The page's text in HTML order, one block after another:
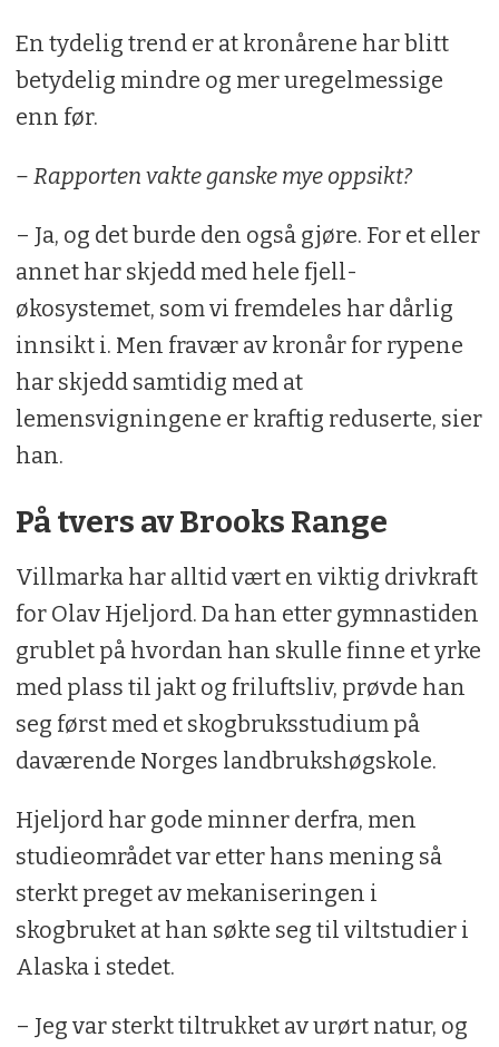
En tydelig trend er at kronårene har blitt
betydelig mindre og mer uregelmessige
enn før.
– Rapporten vakte ganske mye oppsikt?
– Ja, og det burde den også gjøre. For et eller
annet har skjedd med hele fjell-
økosystemet, som vi fremdeles har dårlig
innsikt i. Men fravær av kronår for rypene
har skjedd samtidig med at
lemensvigningene er kraftig reduserte, sier
han.
På tvers av Brooks Range
Villmarka har alltid vært en viktig drivkraft
for Olav Hjeljord. Da han etter gymnastiden
grublet på hvordan han skulle finne et yrke
med plass til jakt og friluftsliv, prøvde han
seg først med et skogbruksstudium på
daværende Norges landbrukshøgskole.
Hjeljord har gode minner derfra, men
studieområdet var etter hans mening så
sterkt preget av mekaniseringen i
skogbruket at han søkte seg til viltstudier i
Alaska i stedet.
– Jeg var sterkt tiltrukket av urørt natur, og